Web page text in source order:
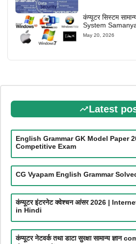
कंप्यूटर सिस्टम
System
May 20, 2026
Latest
English Grammar GK Model Paper
Competitive Exam
CG Vyapam English Grammar
कंप्यूटर इंटरनेट क्वेश्चन आंसर 2026 |
in Hindi
कंप्यूटर नेटवर्क तथा डाटा सुरक्षा सामान्य